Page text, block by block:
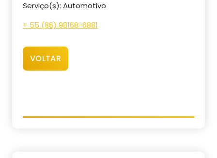
Serviço(s): Automotivo
+ 55 (86) 98168-6881
VOLTAR